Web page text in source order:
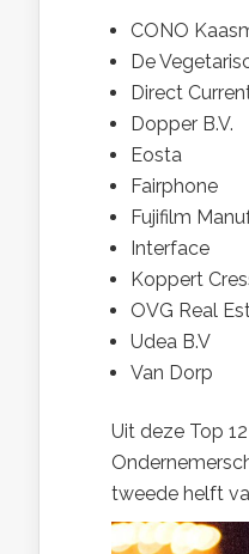
CONO
De
Direct
Dopper B.V.
Eosta
Fairphone
Fujifilm
Interface
Koppert
OVG Real
Udea B.V
Van Dorp
Uit deze Top
tweede helft